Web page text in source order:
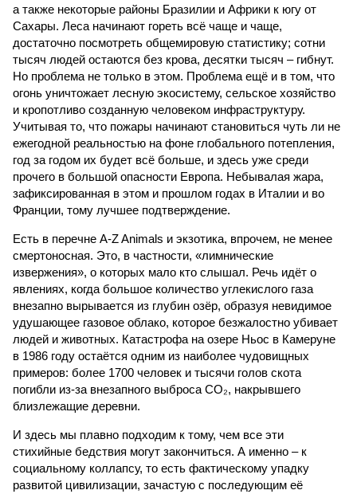
а также некоторые районы Бразилии и Африки к югу от
Сахары. Леса начинают гореть всё чаще и чаще,
достаточно посмотреть общемировую статистику; сотни
тысяч людей остаются без крова, десятки тысяч – гибнут.
Но проблема не только в этом. Проблема ещё и в том, что
огонь уничтожает лесную экосистему, сельское хозяйство
и кропотливо созданную человеком инфраструктуру.
Учитывая то, что пожары начинают становиться чуть ли не
ежегодной реальностью на фоне глобального потепления,
год за годом их будет всё больше, и здесь уже среди
прочего в большой опасности Европа. Небывалая жара,
зафиксированная в этом и прошлом годах в Италии и во
Франции, тому лучшее подтверждение.
Есть в перечне A-Z Animals и экзотика, впрочем, не менее
смертоносная. Это, в частности, «лимнические
извержения», о которых мало кто слышал. Речь идёт о
явлениях, когда большое количество углекислого газа
внезапно вырывается из глубин озёр, образуя невидимое
удушающее газовое облако, которое безжалостно убивает
людей и животных. Катастрофа на озере Ньос в Камеруне
в 1986 году остаётся одним из наиболее чудовищных
примеров: более 1700 человек и тысячи голов скота
погибли из-за внезапного выброса CO₂, накрывшего
близлежащие деревни.
И здесь мы плавно подходим к тому, чем все эти
стихийные бедствия могут закончиться. А именно – к
социальному коллапсу, то есть фактическому упадку
развитой цивилизации, зачастую с последующим её